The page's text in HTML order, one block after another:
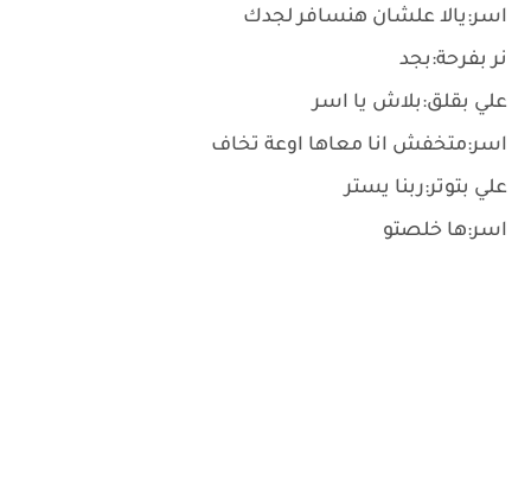
اسر:يالا علشان هنسافر لجدك
نر بفرحة:بجد
علي بقلق:بلاش يا اسر
اسر:متخفش انا معاها اوعة تخاف
علي بتوتر:ربنا يستر
اسر:ها خلصتو